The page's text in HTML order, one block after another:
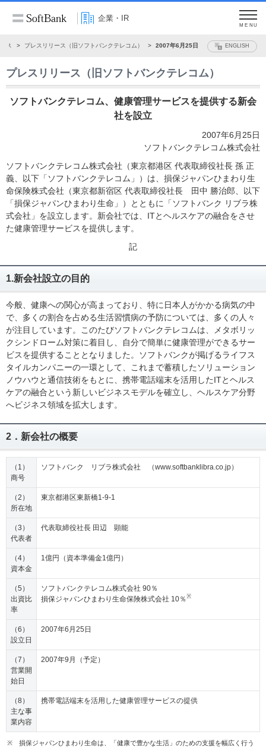
企業・IR
MENU
ス プレスリリース（旧ソフトバンクテレコム） 2007年6月25日 ENGLISH
プレスリリース（旧ソフトバンクテレコム）
ソフトバンクテレコム、健康管理サービスを提供する新会
社を設立
2007年6月25日
ソフトバンクテレコム株式会社
ソフトバンクテレコム株式会社（東京都港区 代表取締役社長 孫 正
義、以下「ソフトバンクテレコム」）は、損保ジャパンひまわり生
命保険株式会社（東京都新宿区 代表取締役社長 田中 勝治郎、以下
「損保ジャパンひまわり生命」）とともに「ソフトバンク リブラ株
式会社」を設立します。新会社では、ITとヘルスケアの融合をさせ
た健康管理サービスを提供します。
記
1.新会社設立の目的
今般、健康への関心が高まっており、特に日本人がかかる病気の中
で、多くの割合を占める生活習慣病の予防については、多くの人々
が注目しています。このたびソフトバンクテレコムは、メタボリッ
クシンドローム対策に着目し、自分で簡単に健康管理ができるサー
ビスを提供することとなりました。ソフトバンクが掲げるライフス
タイルカンパニーの一環として、これまで蓄積したソリューション
ノウハウと通信技術をもとに、携帯電話端末を活用したITとヘルス
ケアの融合という新しいビジネスモデルを確立し、ヘルスケア分野
へビジネス領域を拡大します。
2．新会社の概要
（1）
商号
ソフトバンク リブラ株式会社 （www.softbanklibra.co.jp）
（2）
所在地
東京都港区東新橋1-9-1
（3）
代表者
代表取締役社長 田辺 顕能
（4）
資本金
1億円（資本準備金1億円）
（5）
出資比
率
ソフトバンクテレコム株式会社 90％
損保ジャパンひまわり生命保険株式会社 10％※
（6）
設立日
2007年6月25日
（7）
営業開
始日
2007年9月（予定）
（8）
主な事
業内容
携帯電話端末を活用した健康管理サービスの提供
※
損保ジャパンひまわり生命は、「健康で豊かな生活」のための支援を幅広く行う